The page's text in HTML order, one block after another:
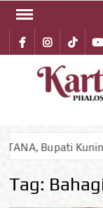
Skip
content
Facebookinstagram
Kuningan
Tag: